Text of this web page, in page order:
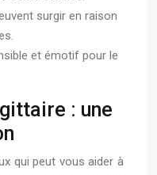
surgir en raison
et émotif pour le
: une
qui peut vous aider à